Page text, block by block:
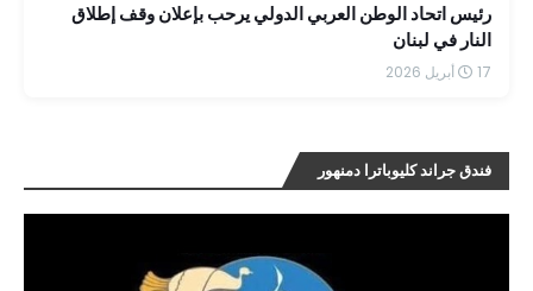
رئيس اتحاد الوطن العربي الدولي يرحب بإعلان وقف إطلاق
النار في لبنان
17 أبريل 2026
فندق جراند كليوباترا دمنهور